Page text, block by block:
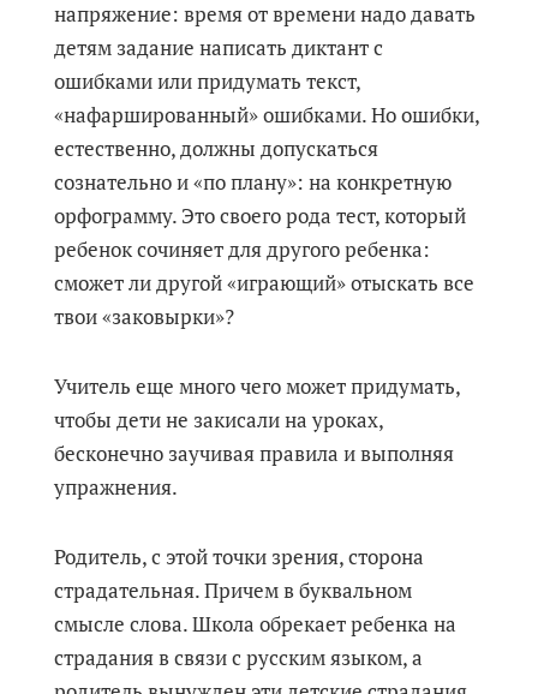
напряжение: время от времени надо давать
детям задание написать диктант с
ошибками или придумать текст,
«нафаршированный» ошибками. Но ошибки,
естественно, должны допускаться
сознательно и «по плану»: на конкретную
орфограмму. Это своего рода тест, который
ребенок сочиняет для другого ребенка:
сможет ли другой «играющий» отыскать все
твои «заковырки»?
Учитель еще много чего может придумать,
чтобы дети не закисали на уроках,
бесконечно заучивая правила и выполняя
упражнения.
Родитель, с этой точки зрения, сторона
страдательная. Причем в буквальном
смысле слова. Школа обрекает ребенка на
страдания в связи с русским языком, а